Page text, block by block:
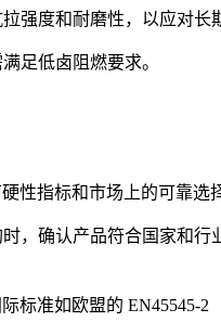
强度和耐磨性，以应对长
足低卤阻燃要求。
性指标和市场上的可靠选
，确认产品符合国家和行
标准如欧盟的 EN45545-